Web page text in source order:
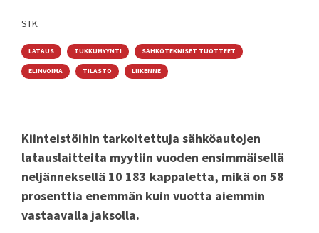
STK
LATAUS TUKKUMYYNTI SÄHKÖTEKNISET TUOTTEET
ELINVOIMA TILASTO LIIKENNE
Kiinteistöihin tarkoitettuja sähköautojen
latauslaitteita myytiin vuoden ensimmäisellä
neljänneksellä 10 183 kappaletta, mikä on 58
prosenttia enemmän kuin vuotta aiemmin
vastaavalla jaksolla.